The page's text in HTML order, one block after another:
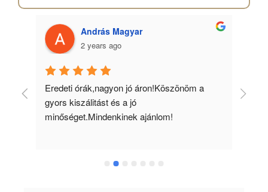
András Magyar
2 years ago
Eredeti órák,nagyon jó áron!Köszönöm a
gyors kiszálitást és a jó
minőséget.Mindenkinek ajánlom!